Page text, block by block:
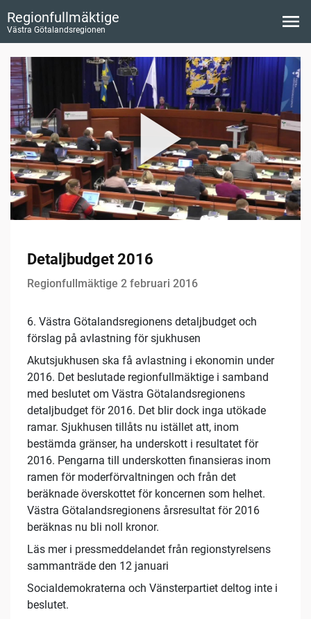
Regionfullmäktige
Västra Götalandsregionen
Detaljbudget 2016
Regionfullmäktige 2 februari 2016
6. Västra Götalandsregionens detaljbudget och
förslag på avlastning för sjukhusen
Akutsjukhusen ska få avlastning i ekonomin under
2016. Det beslutade regionfullmäktige i samband
med beslutet om Västra Götalandsregionens
detaljbudget för 2016. Det blir dock inga utökade
ramar. Sjukhusen tillåts nu istället att, inom
bestämda gränser, ha underskott i resultatet för
2016. Pengarna till underskotten finansieras inom
ramen för moderförvaltningen och från det
beräknade överskottet för koncernen som helhet.
Västra Götalandsregionens årsresultat för 2016
beräknas nu bli noll kronor.
Läs mer i pressmeddelandet från regionstyrelsens
sammanträde den 12 januari
Socialdemokraterna och Vänsterpartiet deltog inte i
beslutet.